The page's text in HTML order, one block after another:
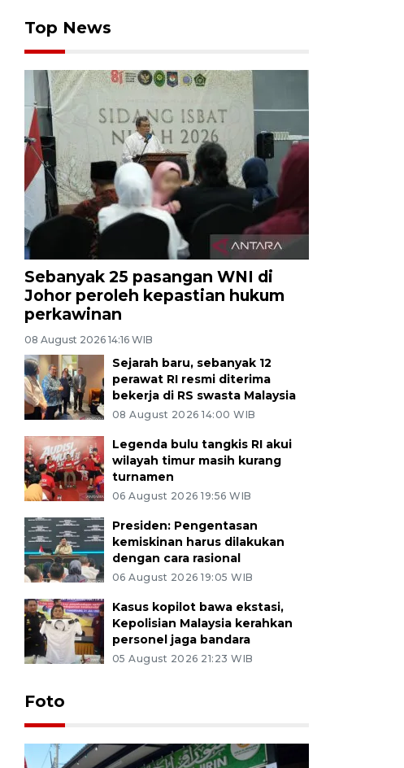
Top News
Sebanyak 25 pasangan WNI di
Johor peroleh kepastian hukum
perkawinan
08 August 2026 14:16 WIB
Sejarah baru, sebanyak 12
perawat RI resmi diterima
bekerja di RS swasta Malaysia
08 August 2026 14:00 WIB
Legenda bulu tangkis RI akui
wilayah timur masih kurang
turnamen
06 August 2026 19:56 WIB
Presiden: Pengentasan
kemiskinan harus dilakukan
dengan cara rasional
06 August 2026 19:05 WIB
Kasus kopilot bawa ekstasi,
Kepolisian Malaysia kerahkan
personel jaga bandara
05 August 2026 21:23 WIB
Foto